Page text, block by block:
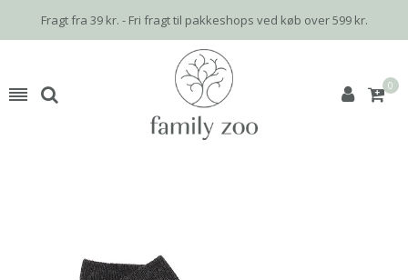
Fragt fra 39 kr. - Fri fragt til pakkeshops ved køb over 599 kr.
0